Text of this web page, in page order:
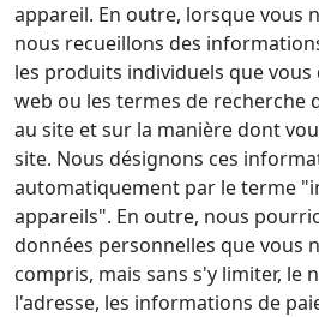
appareil. En outre, lorsque vous
nous recueillons des
les produits individuels que vous
web ou les termes de recherche
au site et sur la manière dont
site. Nous désignons ces
automatiquement par le terme
appareils". En outre, nous
données personnelles que vous
compris, mais sans s'y limiter, le
l'adresse, les informations de